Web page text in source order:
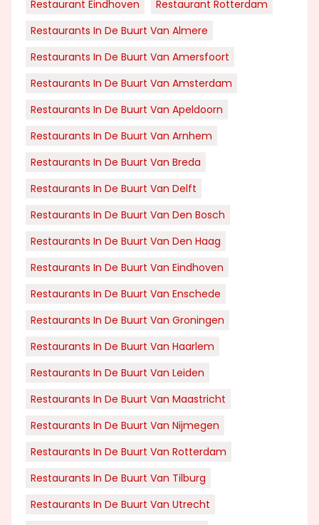
Restaurant Eindhoven
Restaurant Rotterdam
Restaurants In De Buurt Van Almere
Restaurants In De Buurt Van Amersfoort
Restaurants In De Buurt Van Amsterdam
Restaurants In De Buurt Van Apeldoorn
Restaurants In De Buurt Van Arnhem
Restaurants In De Buurt Van Breda
Restaurants In De Buurt Van Delft
Restaurants In De Buurt Van Den Bosch
Restaurants In De Buurt Van Den Haag
Restaurants In De Buurt Van Eindhoven
Restaurants In De Buurt Van Enschede
Restaurants In De Buurt Van Groningen
Restaurants In De Buurt Van Haarlem
Restaurants In De Buurt Van Leiden
Restaurants In De Buurt Van Maastricht
Restaurants In De Buurt Van Nijmegen
Restaurants In De Buurt Van Rotterdam
Restaurants In De Buurt Van Tilburg
Restaurants In De Buurt Van Utrecht